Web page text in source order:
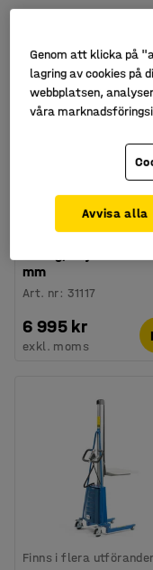
5 produkter
Ministaplare
mm
Art. nr: 31117
6 995 kr
exkl. moms
Finns i flera
Genom att klicka på
lagring av cookies på
webbplatsen,
våra
Avvisa alla